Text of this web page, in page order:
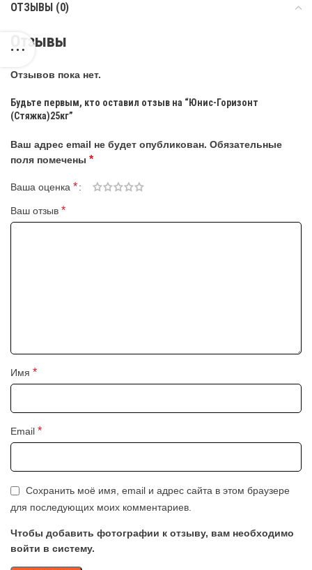
ОТЗЫВЫ (0)
Отзывы
Отзывов пока нет.
Будьте первым, кто оставил отзыв на “Юнис-Горизонт
(Стяжка)25кг”
Ваш адрес email не будет опубликован. Обязательные
поля помечены *
Ваша оценка *
Ваш отзыв *
Имя *
Email *
Сохранить моё имя, email и адрес сайта в этом браузере
для последующих моих комментариев.
Чтобы добавить фотографии к отзыву, вам необходимо
войти в систему.